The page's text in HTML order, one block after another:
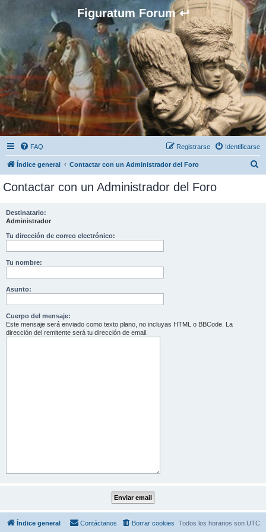
Figuratum Forum ↩
FAQ Identificarse
Registrarse
Índice general Contactar con un Administrador del Foro
Contactar con un Administrador del Foro
Destinatario:
Administrador
Tu dirección de correo electrónico:
Tu nombre:
Asunto:
Cuerpo del mensaje:
Este mensaje será enviado como texto plano, no incluyas HTML o BBCode. La
dirección del remitente será tu dirección de email.
Índice general Todos los horarios son UTC
Borrar cookies
Contáctanos